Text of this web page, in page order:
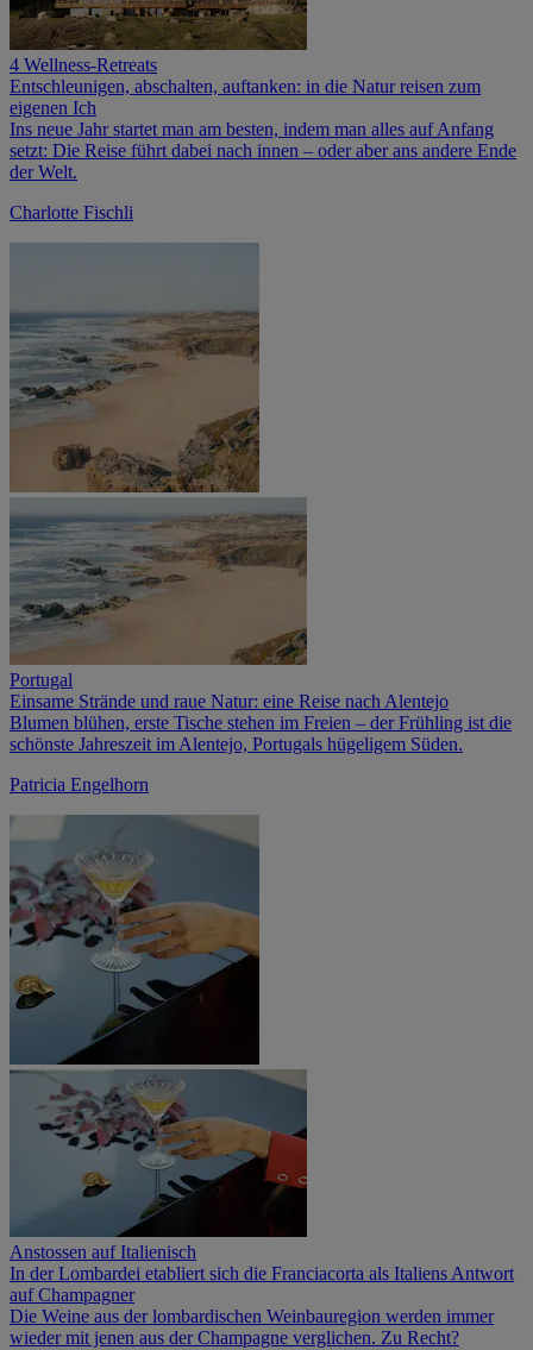
4 Wellness-Retreats
Entschleunigen, abschalten, auftanken: in die Natur reisen zum
eigenen Ich
Ins neue Jahr startet man am besten, indem man alles auf Anfang
setzt: Die Reise führt dabei nach innen – oder aber ans andere Ende
der Welt.
Charlotte Fischli
Portugal
Einsame Strände und raue Natur: eine Reise nach Alentejo
Blumen blühen, erste Tische stehen im Freien – der Frühling ist die
schönste Jahreszeit im Alentejo, Portugals hügeligem Süden.
Patricia Engelhorn
Anstossen auf Italienisch
In der Lombardei etabliert sich die Franciacorta als Italiens Antwort
auf Champagner
Die Weine aus der lombardischen Weinbauregion werden immer
wieder mit jenen aus der Champagne verglichen. Zu Recht?